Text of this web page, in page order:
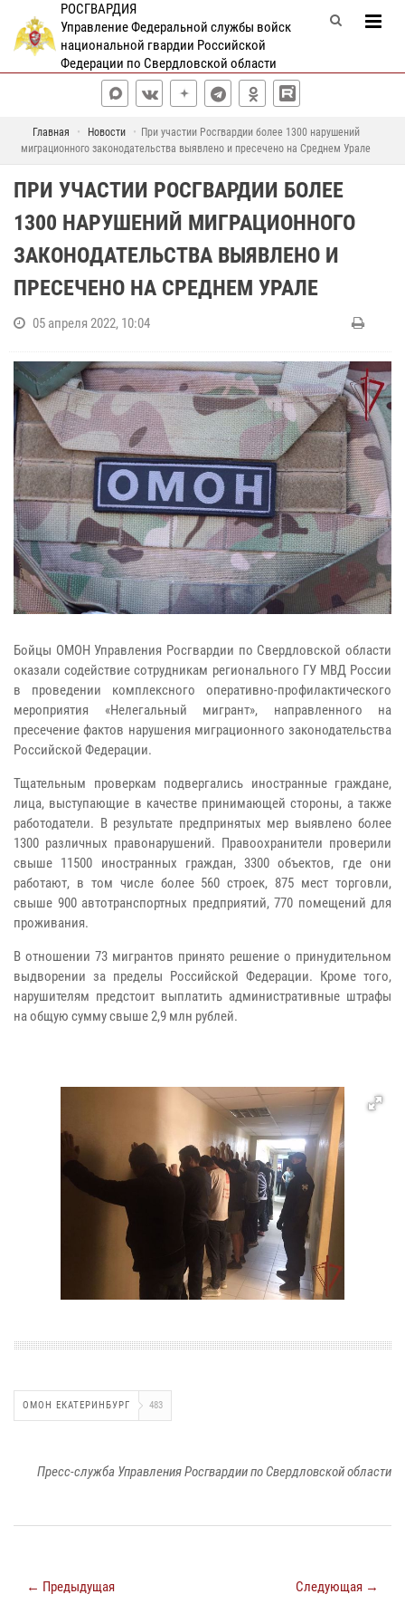
РОСГВАРДИЯ
Управление Федеральной службы войск
национальной гвардии Российской
Федерации по Свердловской области
Главная Новости
При участии Росгвардии более 1300 нарушений
миграционного законодательства выявлено и пресечено на Среднем Урале
ПРИ УЧАСТИИ РОСГВАРДИИ БОЛЕЕ
1300 НАРУШЕНИЙ МИГРАЦИОННОГО
ЗАКОНОДАТЕЛЬСТВА ВЫЯВЛЕНО И
ПРЕСЕЧЕНО НА СРЕДНЕМ УРАЛЕ
05 апреля 2022, 10:04
Бойцы ОМОН Управления Росгвардии по Свердловской области
оказали содействие сотрудникам регионального ГУ МВД России
в проведении комплексного оперативно-профилактического
мероприятия «Нелегальный мигрант», направленного на
пресечение фактов нарушения миграционного законодательства
Российской Федерации.
Тщательным проверкам подвергались иностранные граждане,
лица, выступающие в качестве принимающей стороны, а также
работодатели. В результате предпринятых мер выявлено более
1300 различных правонарушений. Правоохранители проверили
свыше 11500 иностранных граждан, 3300 объектов, где они
работают, в том числе более 560 строек, 875 мест торговли,
свыше 900 автотранспортных предприятий, 770 помещений для
проживания.
В отношении 73 мигрантов принято решение о принудительном
выдворении за пределы Российской Федерации. Кроме того,
нарушителям предстоит выплатить административные штрафы
на общую сумму свыше 2,9 млн рублей.
ОМОН ЕКАТЕРИНБУРГ 483
Пресс-служба Управления Росгвардии по Свердловской области
← Предыдущая Следующая →